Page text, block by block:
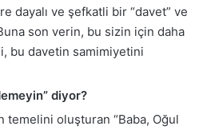
dayalı ve şefkatli bir “davet” ve
son verin, bu sizin için daha
bu davetin samimiyetini
diyor?
temelini oluşturan “Baba, Oğul